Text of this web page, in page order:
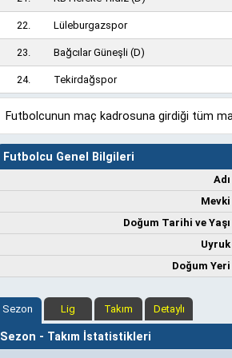
22. Lüleburgazspor
23. Bağcılar Güneşli (D)
24. Tekirdağspor
Futbolcunun maç kadrosuna girdiği tüm
Futbolcu Genel Bilgileri
Adı
Mevki
Doğum Tarihi ve Yaşı
Uyruk
Doğum Yeri
Sezon Lig Takım Detaylı
Sezon - Takım İstatistikleri